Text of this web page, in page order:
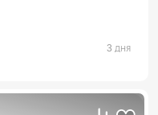
3 дня